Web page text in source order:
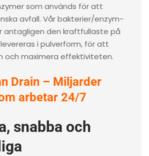
som används för att
avfall. Vår bakterier/enzym-
antagligen den kraftfullaste på
i pulverform, för att
och maximera effektiviteten.
Drain – Miljarder
arbetar 24/7
snabba och